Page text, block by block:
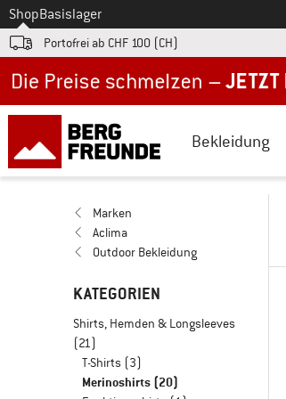
Zum
ShopBasislager
Portofrei ab CHF 100 (CH)
Bekleidung
Marken
Aclima
Outdoor Bekleidung
KATEGORIEN
Shirts, Hemden & Longsleeves
(21)
T-Shirts (3)
Merinoshirts (20)